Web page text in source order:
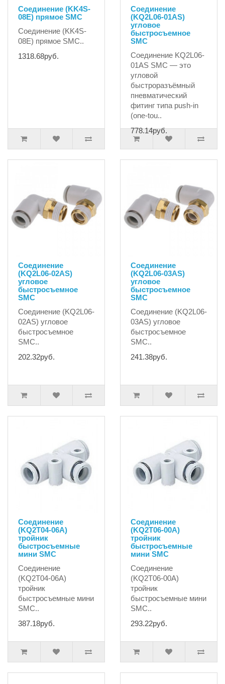
Соединение (KK4S-
08E) прямое SMC
Соединение (KK4S-
08E) прямое SMC..
1318.68руб.
Соединение
(KQ2L06-01AS)
угловое
быстросъемное
SMC
Соединение KQ2L06-
01AS SMC — это
угловой
быстроразъёмный
пневматический
фитинг типа push-in
(one-tou..
778.14руб.
Соединение
(KQ2L06-02AS)
угловое
быстросъемное
SMC
Соединение (KQ2L06-
02AS) угловое
быстросъемное
SMC..
202.32руб.
Соединение
(KQ2L06-03AS)
угловое
быстросъемное
SMC
Соединение (KQ2L06-
03AS) угловое
быстросъемное
SMC..
241.38руб.
Соединение
(KQ2T04-06A)
тройник
быстросъемные
мини SMC
Соединение
(KQ2T04-06A)
тройник
быстросъемные мини
SMC..
387.18руб.
Соединение
(KQ2T06-00A)
тройник
быстросъемные
мини SMC
Соединение
(KQ2T06-00A)
тройник
быстросъемные мини
SMC..
293.22руб.